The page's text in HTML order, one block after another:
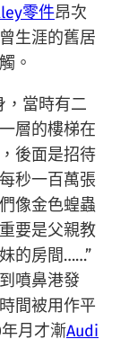
零件昂次
生涯的舊居
。
，當時有二
層的樓梯在
後面是招待
秒一百萬張
像金色蝗蟲
要是父親教
的房間……”
噴鼻港發
間被用作平
月才漸Audi